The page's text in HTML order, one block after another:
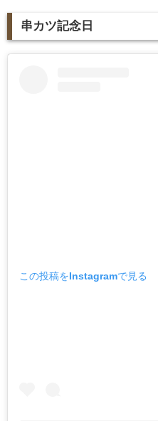
串カツ記念日
この投稿をInstagramで見る